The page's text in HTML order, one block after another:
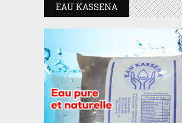
EAU KASSENA